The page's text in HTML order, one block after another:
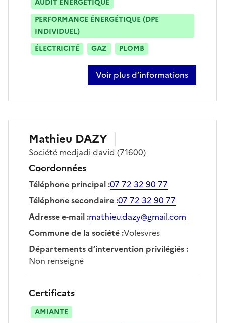
AUDIT ÉNERGÉTIQUE
PERFORMANCE ÉNERGÉTIQUE (DPE
INDIVIDUEL)
ÉLECTRICITÉ
GAZ PLOMB
Voir plus d’informations
sur aude paravis
Mathieu DAZY
Société medjadi david (71600)
Coordonnées
Téléphone principal:07 72 32 90 77
Téléphone secondaire:07 72 32 90 77
Adresse e-mail:mathieu.dazy@gmail.com
Commune de la société:Volesvres
Départements d’intervention privilégiés:
Non renseigné
Certificats
AMIANTE